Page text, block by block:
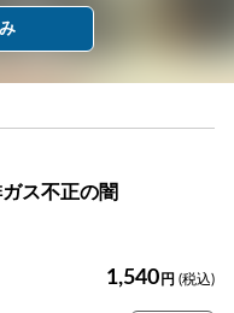
ス不正の闇
1,540 円 (税込)